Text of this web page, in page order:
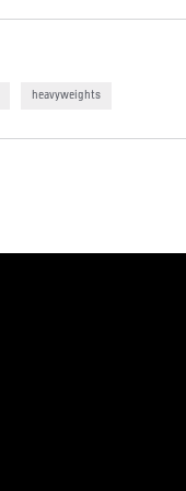
heavyweights